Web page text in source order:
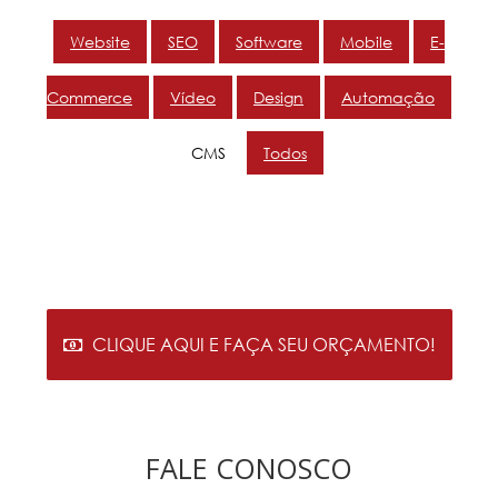
Website SEO Software Mobile E-
Commerce Vídeo Design Automação
CMS Todos
CLIQUE AQUI E FAÇA SEU ORÇAMENTO!
FALE CONOSCO